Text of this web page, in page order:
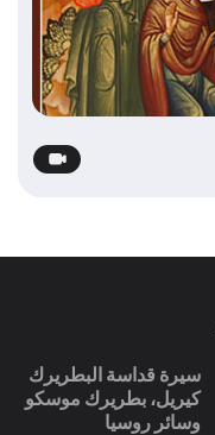
سيرة قداسة البطريرك
كيريل، بطريرك موسكو
وسائر روسيا